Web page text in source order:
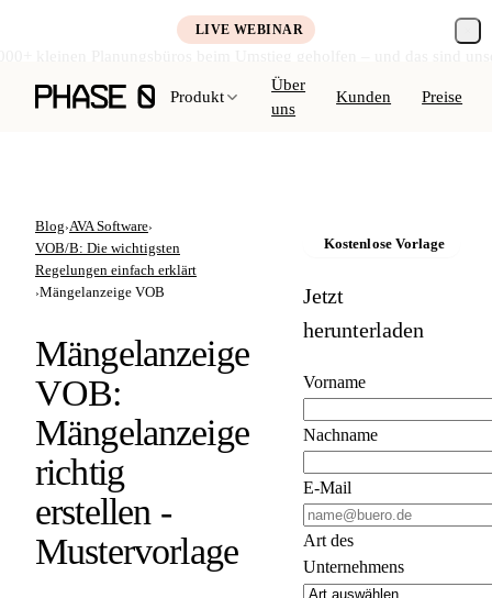
LIVE WEBINAR
Kostenlos anmelden →
Produkt
Über
uns
Kunden Preise
Blog›AVA Software›
VOB/B: Die wichtigsten
Regelungen einfach erklärt
›Mängelanzeige VOB
Mängelanzeige
VOB:
Mängelanzeige
richtig
erstellen -
Mustervorlage
Kostenlose Vorlage
Jetzt
herunterladen
Vorname
Nachname
E-Mail
Art des
Unternehmens